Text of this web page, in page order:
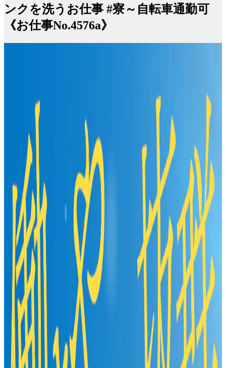
ンクを洗うお仕事 #寮～自転車通勤可
《お仕事No.4576a》